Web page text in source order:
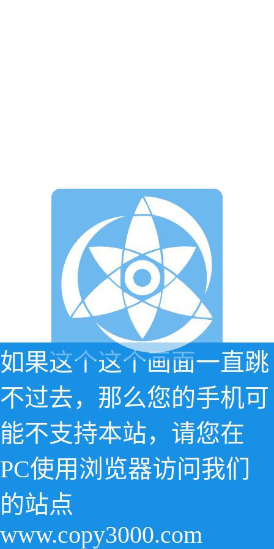
如果这个这个画面一直跳
不过去，那么您的手机可
能不支持本站，请您在
PC使用浏览器访问我们
的站点
www.copy3000.com